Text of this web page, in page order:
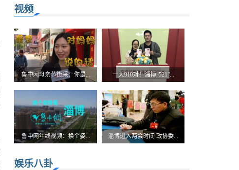
视频
鲁中网母亲节街采：你最... 一天910对！淄博“521”...
鲁中网年终视频：换个姿... 淄博进入两会时间 政协委...
娱乐八卦